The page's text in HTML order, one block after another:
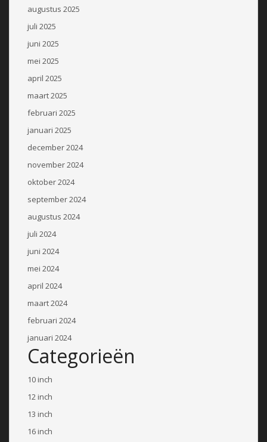
augustus 2025
juli 2025
juni 2025
mei 2025
april 2025
maart 2025
februari 2025
januari 2025
december 2024
november 2024
oktober 2024
september 2024
augustus 2024
juli 2024
juni 2024
mei 2024
april 2024
maart 2024
februari 2024
januari 2024
Categorieën
10 inch
12 inch
13 inch
16 inch